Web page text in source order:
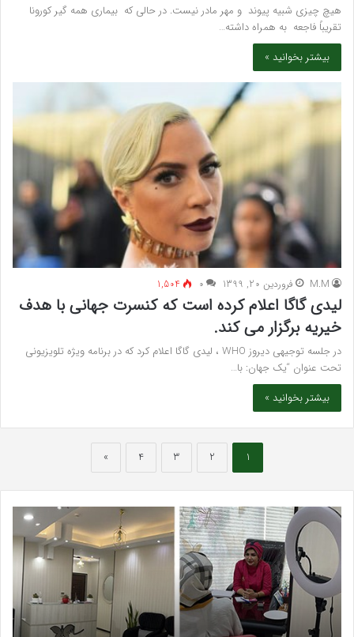
هیچ چیزی شبیه پیوند و مهر مادر نیست. در حالی که بیماری همه گیر کورونا
تقریباً فاجعه به همراه داشته…
بیشتر بخوانید »
M.M فروردین 20, 1399 ۰ 1,504
لیدی گاگا اعلام کرده است که کنسرت جهانی با هدف
خیریه برگزار می کند.
در جلسه توجیهی دیروز WHO ، لیدی گاگا اعلام کرد که در برنامه ویژه تلویزیونی
تحت عنوان “یک جهان: با…
بیشتر بخوانید »
1
2
3
4
»
سرکه
سیب
برای
خون،
کلسترول
لاغری؛
1 هفته پیش
اجه